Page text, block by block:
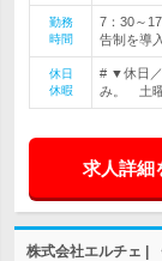
勤務
時間
7：30～
告制を導
休日
休暇
# ▼休日
み。 土
求人詳細
株式会社エルチェ |